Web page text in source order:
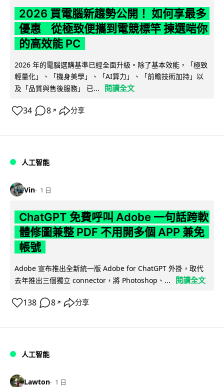
2026 買電腦新趨勢公開！ 如何享最多
優惠 從極致便攜到電競標竿 揀選啱你
的高效能 PC
2026 年的電腦選購基準已經全面升級。除了基本效能，「極致
輕量化」、「機身美學」、「AI算力」、「前瞻技術加持」以
及「品質與售後服務」 已...
閱讀全文
34 8 ↗ 分享
人工智能
Vin 1 日
ChatGPT 免費呼叫 Adobe 一句話跨軟
體修圖兼整 PDF 不用開多個 APP 兼免
帳號
Adobe 宣布推出全新統一版 Adobe for ChatGPT 外掛，取代
去年推出三個獨立 connector，將 Photoshop、...
閱讀全文
138 8 ↗ 分享
人工智能
Lawton 1 日